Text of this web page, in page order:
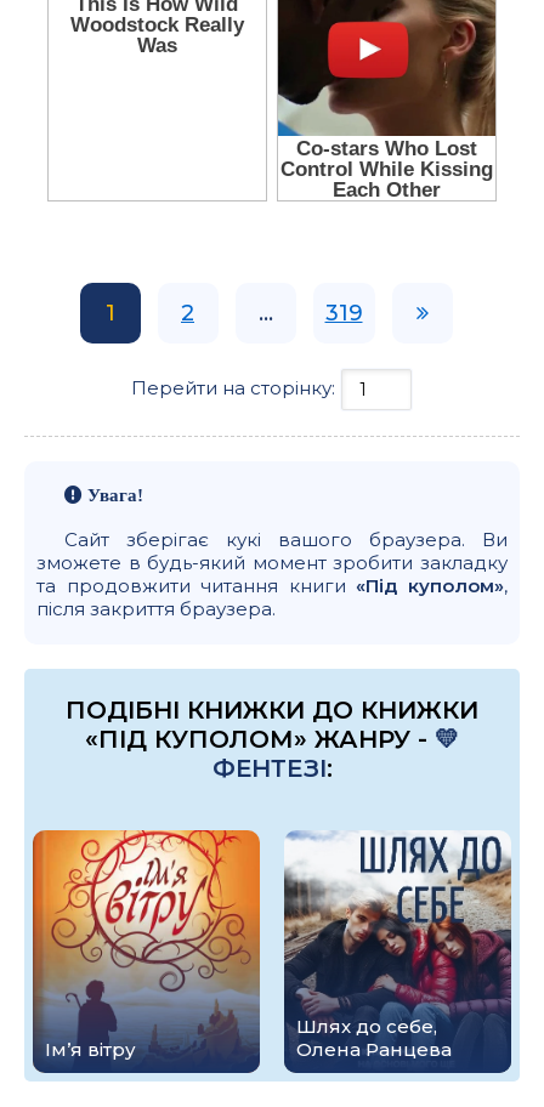
1 2 ... 319
Перейти на сторінку:
Увага!
Сайт зберігає кукі вашого браузера. Ви
зможете в будь-який момент зробити закладку
та продовжити читання книги «Під куполом»,
після закриття браузера.
ПОДІБНІ КНИЖКИ ДО КНИЖКИ
«ПІД КУПОЛОМ» ЖАНРУ - 💛
ФЕНТЕЗІ:
Ім’я вітру
Шлях до себе,
Олена Ранцева